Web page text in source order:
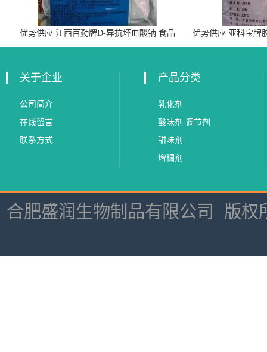
优势供应 江西百勤牌D-异抗坏血酸钠 食品
级抗氧化剂
优势供应 亚科宝牌
关于企业
公司简介
在线留言
联系方式
产品分类
乳化剂
酸味剂 调节剂
甜味剂
增稠剂
合肥盛润生物制品有限公司 版权